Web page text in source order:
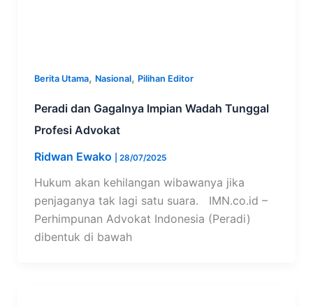
Berita Utama, Nasional, Pilihan Editor
Peradi dan Gagalnya Impian Wadah Tunggal
Profesi Advokat
Ridwan Ewako
28/07/2025
Hukum akan kehilangan wibawanya jika
penjaganya tak lagi satu suara. IMN.co.id –
Perhimpunan Advokat Indonesia (Peradi)
dibentuk di bawah